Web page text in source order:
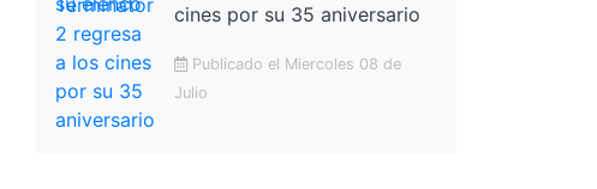
cines por su 35 aniversario
Publicado el Miercoles 08 de
Julio